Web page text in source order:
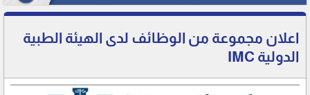
اعلان مجموعة من الوظائف لدى الهيئة الطبية
الدولية IMC